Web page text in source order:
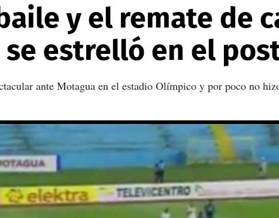
y el remate de
estrelló en el
ante Motagua en el estadio Olímpico y por poco no